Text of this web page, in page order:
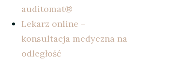
auditomat®
Lekarz online –
konsultacja medyczna na
odległość